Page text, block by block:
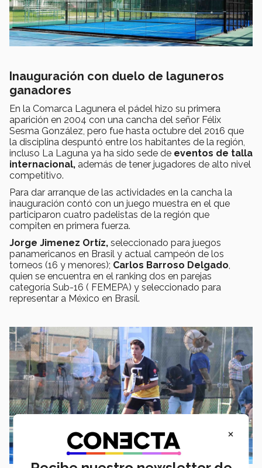
Inauguración con duelo de laguneros
ganadores
En la Comarca Lagunera el pádel hizo su primera
aparición en 2004 con una cancha del señor Félix
Sesma González, pero fue hasta octubre del 2016 que
la disciplina despuntó entre los habitantes de la región,
incluso La Laguna ya ha sido sede de eventos de talla
internacional, además de tener jugadores de alto nivel
competitivo.
Para dar arranque de las actividades en la cancha la
inauguración contó con un juego muestra en el que
participaron cuatro padelistas de la región que
compiten en primera fuerza.
Jorge Jimenez Ortíz, seleccionado para juegos
panamericanos en Brasil y actual campeón de los
torneos (16 y menores); Carlos Barroso Delgado
quien se encuentra en el ranking dos en parejas
categoría Sub-16 ( FEMEPA) y seleccionado para
representar a México en Brasil.
×